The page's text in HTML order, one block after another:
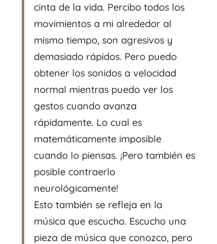
cinta de la vida. Percibo todos los
movimientos a mi alrededor al
mismo tiempo, son agresivos y
demasiado rápidos. Pero puedo
obtener los sonidos a velocidad
normal mientras puedo ver los
gestos cuando avanza
rápidamente. Lo cual es
matemáticamente imposible
cuando lo piensas. ¡Pero también es
posible contraerlo
neurológicamente!
Esto también se refleja en la
música que escucho. Escucho una
pieza de música que conozco, pero